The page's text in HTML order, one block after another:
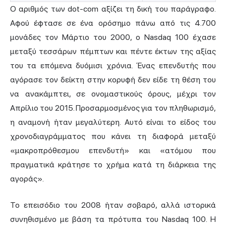
Ο αριθμός των dot-com αξίζει τη δική του παράγραφο.
Αφού έφτασε σε ένα ορόσημο πάνω από τις 4.700
μονάδες τον Μάρτιο του 2000, ο Nasdaq 100 έχασε
μεταξύ τεσσάρων πέμπτων και πέντε έκτων της αξίας
του τα επόμενα δυόμισι χρόνια. Ένας επενδυτής που
αγόρασε τον δείκτη στην κορυφή δεν είδε τη θέση του
να ανακάμπτει, σε ονομαστικούς όρους, μέχρι τον
Απρίλιο του 2015. Προσαρμοσμένος για τον πληθωρισμό,
η αναμονή ήταν μεγαλύτερη. Αυτό είναι το είδος του
χρονοδιαγράμματος που κάνει τη διαφορά μεταξύ
«μακροπρόθεσμου επενδυτή» και «ατόμου που
πραγματικά κράτησε το χρήμα κατά τη διάρκεια της
αγοράς».
Το επεισόδιο του 2008 ήταν σοβαρό, αλλά ιστορικά
συνηθισμένο με βάση τα πρότυπα του Nasdaq 100. Η